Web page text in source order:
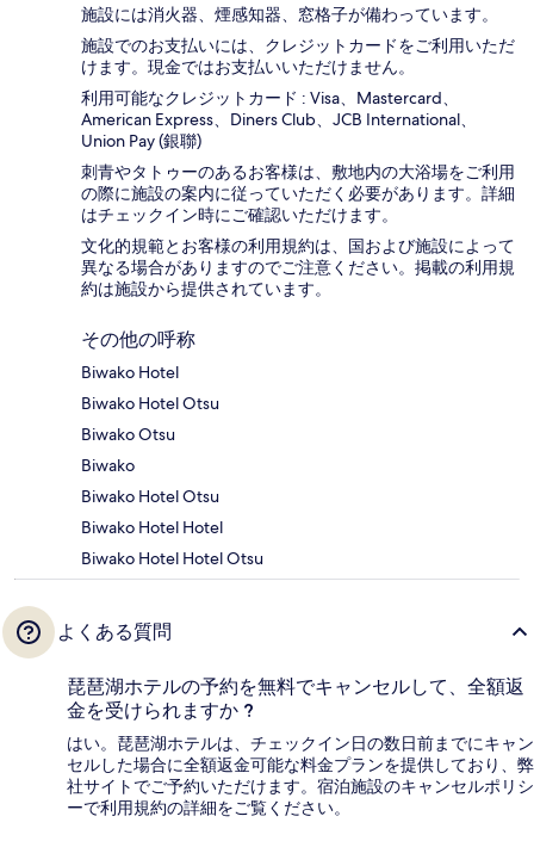
施設には消火器、煙感知器、窓格子が備わっています。
施設でのお支払いには、クレジットカードをご利用いただ
けます。現金ではお支払いいただけません。
利用可能なクレジットカード : Visa、Mastercard、
American Express、Diners Club、JCB International、
Union Pay (銀聯)
刺青やタトゥーのあるお客様は、敷地内の大浴場をご利用
の際に施設の案内に従っていただく必要があります。詳細
はチェックイン時にご確認いただけます。
文化的規範とお客様の利用規約は、国および施設によって
異なる場合がありますのでご注意ください。掲載の利用規
約は施設から提供されています。
その他の呼称
Biwako Hotel
Biwako Hotel Otsu
Biwako Otsu
Biwako
Biwako Hotel Otsu
Biwako Hotel Hotel
Biwako Hotel Hotel Otsu
よくある質問
琵琶湖ホテルの予約を無料でキャンセルして、全額返
金を受けられますか ?
はい。琵琶湖ホテルは、チェックイン日の数日前までにキャン
セルした場合に全額返金可能な料金プランを提供しており、弊
社サイトでご予約いただけます。宿泊施設のキャンセルポリシ
ーで利用規約の詳細をご覧ください。